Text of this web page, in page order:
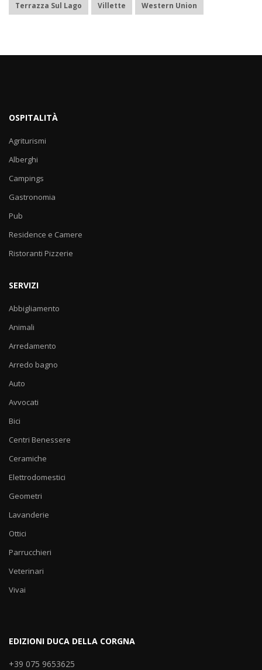
Terrazza Sul Lago Villette Western Union
OSPITALITÀ
Agriturismi
Alberghi
Campings
Gastronomia
Pub
Residence e Camere
Ristoranti Pizzerie
SERVIZI
Abbigliamento
Animali
Arredamento
Arredo bagno
Auto
Avvocati
Bici
Centri Benessere
Ceramiche
Elettrodomestici
Geometri
Lavanderie
Ottici
Parrucchieri
Veterinari
Vivai
EDIZIONI DUCA DELLA CORGNA
+39 075 9653625